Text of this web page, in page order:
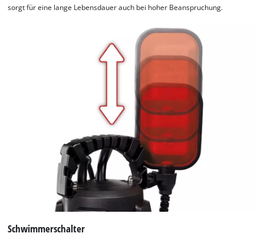
sorgt für eine lange Lebensdauer auch bei hoher Beanspruchung.
Schwimmerschalter